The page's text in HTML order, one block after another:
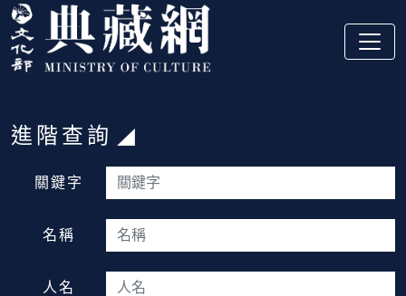
跳到主要內容
:::
:::
進階查詢
關鍵字
名稱
人名